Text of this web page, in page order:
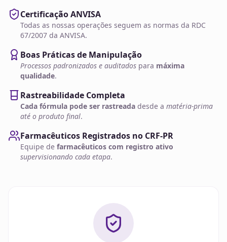
Certificação ANVISA
Todas as nossas operações seguem as normas da RDC
67/2007 da ANVISA.
Boas Práticas de Manipulação
Processos padronizados e auditados para máxima
qualidade.
Rastreabilidade Completa
Cada fórmula pode ser rastreada desde a matéria-prima
até o produto final.
Farmacêuticos Registrados no CRF-PR
Equipe de farmacêuticos com registro ativo
supervisionando cada etapa.